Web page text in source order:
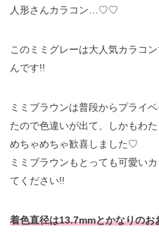
人形さんカラコン…♡♡
このミミグレーは大人気カラコ
んです!!
ミミブラウンは普段からプライ
たので色違いが出て、しかもわ
めちゃめちゃ歓喜しました♡
ミミブラウンもとっても可愛い
てください!!
着色直径は13.7mmとかなりのお